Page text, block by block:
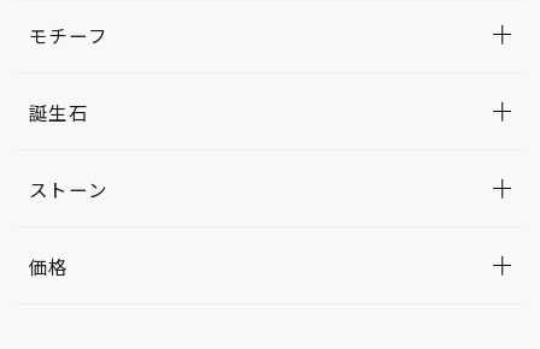
モチーフ
誕生石
ストーン
価格